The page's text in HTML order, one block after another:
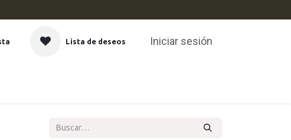
Lista de deseos Iniciar sesión